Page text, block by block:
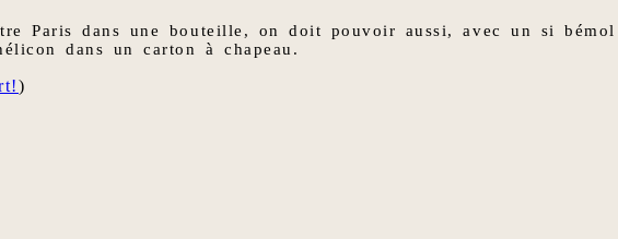
Paris dans une bouteille, on doit pouvoir aussi, avec un si bémol
dans un carton à chapeau.
)